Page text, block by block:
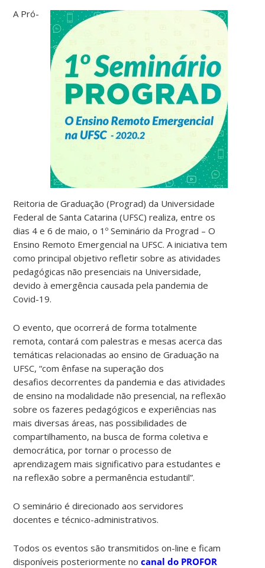
A Pró-
Reitoria de Graduação (Prograd) da Universidade
Federal de Santa Catarina (UFSC) realiza, entre os
dias 4 e 6 de maio, o 1º Seminário da Prograd – O
Ensino Remoto Emergencial na UFSC. A iniciativa tem
como principal objetivo refletir sobre as atividades
pedagógicas não presenciais na Universidade,
devido à emergência causada pela pandemia de
Covid-19.
O evento, que ocorrerá de forma totalmente
remota, contará com palestras e mesas acerca das
temáticas relacionadas ao ensino de Graduação na
UFSC, “com ênfase na superação dos
desafios decorrentes da pandemia e das atividades
de ensino na modalidade não presencial, na reflexão
sobre os fazeres pedagógicos e experiências nas
mais diversas áreas, nas possibilidades de
compartilhamento, na busca de forma coletiva e
democrática, por tornar o processo de
aprendizagem mais significativo para estudantes e
na reflexão sobre a permanência estudantil”.
O seminário é direcionado aos servidores
docentes e técnico-administrativos.
Todos os eventos são transmitidos on-line e ficam
disponíveis posteriormente nocanal do PROFOR